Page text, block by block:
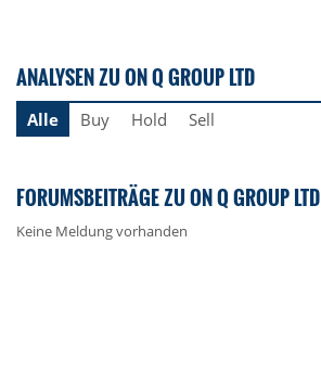
ANALYSEN ZU ON Q GROUP LTD
Alle Buy Hold Sell
FORUMSBEITRÄGE ZU ON Q GROUP LTD
Keine Meldung vorhanden